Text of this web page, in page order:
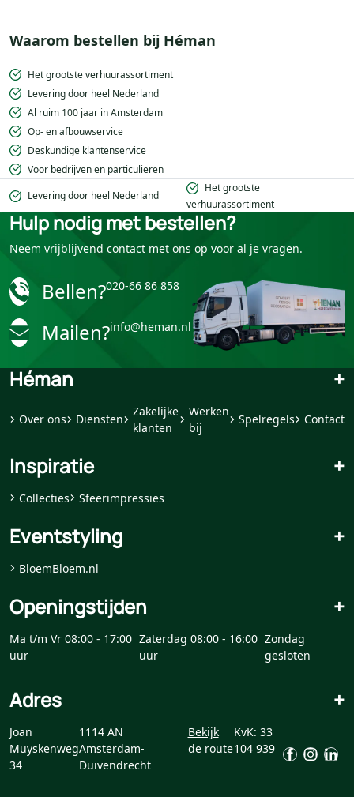
Waarom bestellen bij Héman
Het grootste verhuurassortiment
Levering door heel Nederland
Al ruim 100 jaar in Amsterdam
Op- en afbouwservice
Deskundige klantenservice
Voor bedrijven en particulieren
Levering door heel Nederland
Het grootste
verhuurassortiment
Hulp nodig met bestellen?
Neem vrijblijvend contact met ons op voor al je vragen.
Bellen?020-66 86 858
Mailen?info@heman.nl
Héman +
Over ons Diensten
Zakelijke
klanten
Werken
bij
Spelregels Contact
Inspiratie +
Collecties Sfeerimpressies
Eventstyling +
BloemBloem.nl
Openingstijden +
Ma t/m Vr 08:00 - 17:00
uur
Zaterdag 08:00 - 16:00
uur
Zondag
gesloten
Adres +
Joan
Muyskenweg
34
1114 AN
Amsterdam-
Duivendrecht
Bekijk
de route
KvK: 33
104 939